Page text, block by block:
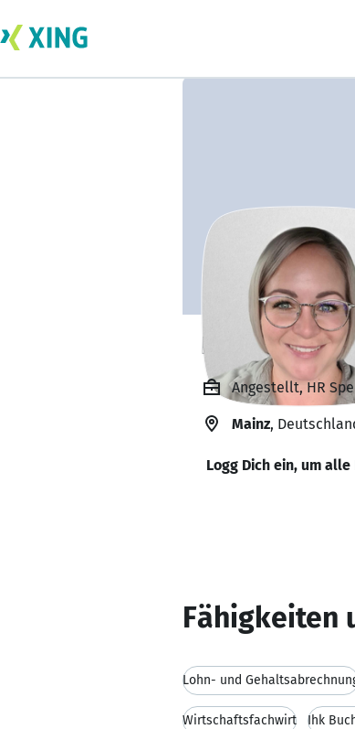
Laura Oswald
Angestellt, HR
Mainz,
Logg Dich ein, um
Fähigkeiten
Lohn- und
Wirtschaftsfachwirt Ihk